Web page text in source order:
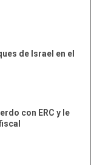
de Israel en el
con ERC y le